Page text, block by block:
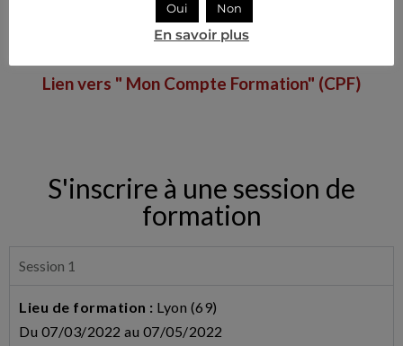
Lien vers " Mon Compte Formation" (CPF)
S'inscrire à une session de
formation
Session 1
Lieu de formation : Lyon (69)
Du 07/03/2022 au 07/05/2022
Oui Non
En savoir plus